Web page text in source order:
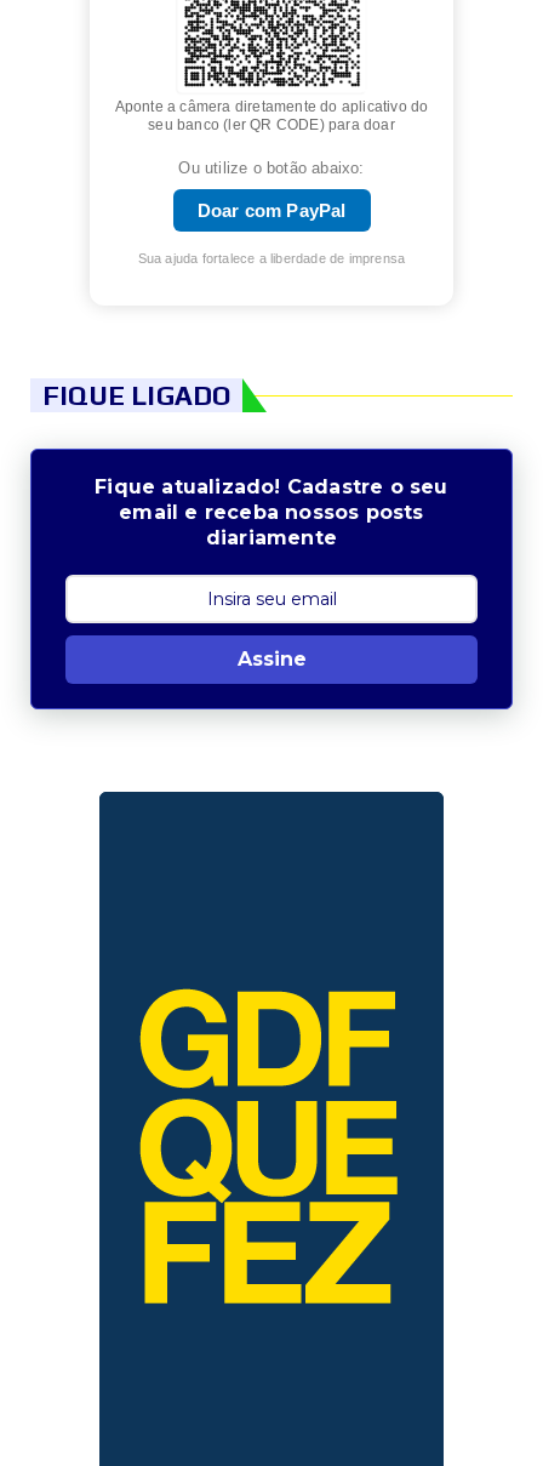
Aponte a câmera diretamente do aplicativo do
seu banco (ler QR CODE) para doar
Ou utilize o botão abaixo:
Doar com PayPal
Sua ajuda fortalece a liberdade de imprensa
FIQUE LIGADO
Fique atualizado! Cadastre o seu
email e receba nossos posts
diariamente
Assine